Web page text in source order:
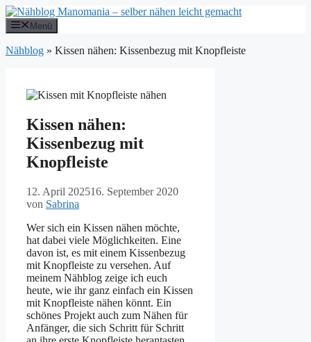
Zum
Inhalt
springen
Menü
Nähblog » Kissen nähen: Kissenbezug mit Knopfleiste
Kissen nähen:
Kissenbezug mit
Knopfleiste
12. April 202516. September 2020
von Sabrina
Wer sich ein Kissen nähen möchte,
hat dabei viele Möglichkeiten. Eine
davon ist, es mit einem Kissenbezug
mit Knopfleiste zu versehen. Auf
meinem Nähblog zeige ich euch
heute, wie ihr ganz einfach ein Kissen
mit Knopfleiste nähen könnt. Ein
schönes Projekt auch zum Nähen für
Anfänger, die sich Schritt für Schritt